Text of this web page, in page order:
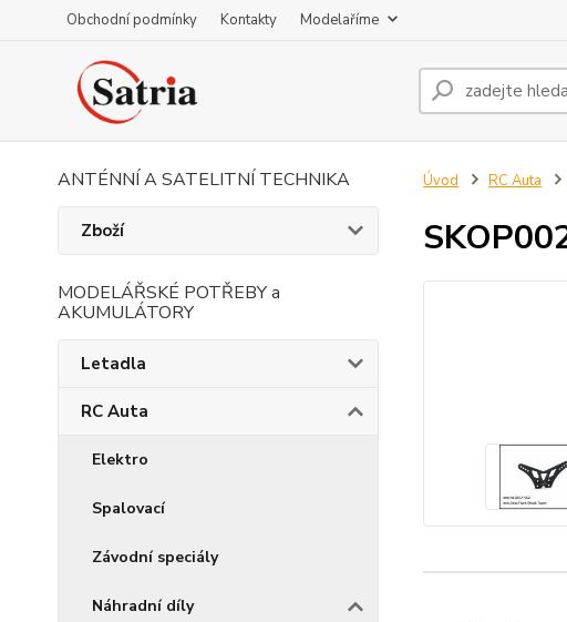
Obchodní podmínky Kontakty Modelaříme
ANTÉNNÍ A SATELITNÍ TECHNIKA
Zboží
MODELÁŘSKÉ POTŘEBY a
AKUMULÁTORY
Letadla
RC Auta
Elektro
Spalovací
Závodní speciály
Náhradní díly
Úvod RC Auta